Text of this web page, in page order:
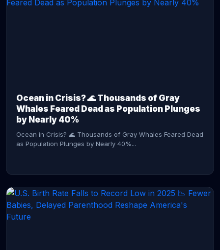
Ocean in Crisis? 🌊 Thousands of Gray
Whales Feared Dead as Population Plunges
by Nearly 40%
Ocean in Crisis? 🌊 Thousands of Gray Whales Feared Dead
as Population Plunges by Nearly 40%...